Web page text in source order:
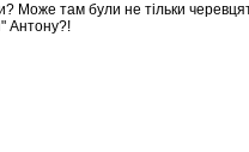
Може там були не тільки
Антону?!